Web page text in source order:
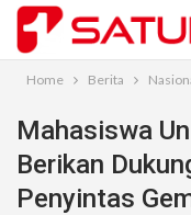
Home Berita
Mahasiswa
Berikan
Penyintas